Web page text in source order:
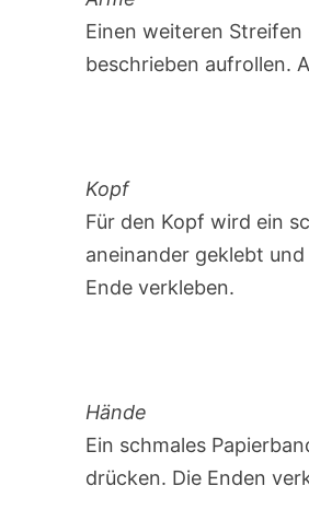
Einen weiteren
beschrieben aufrollen.
Kopf
Für den Kopf wird ein
aneinander geklebt
Ende verkleben.
Hände
Ein schmales
drücken. Die Enden